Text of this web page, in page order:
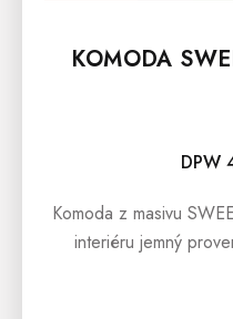
KOMODA
DPW
Komoda z masivu
interiéru jemný
barvy a dřevěné